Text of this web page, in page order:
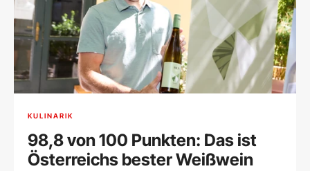
KULINARIK
98,8 von 100 Punkten: Das ist
Österreichs bester Weißwein